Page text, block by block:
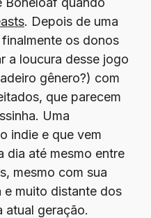
. Depois de uma
os donos
a loucura desse jogo
gênero?) com
que parecem
Uma
indie e que vem
dia até mesmo entre
mesmo com sua
muito distante dos
atual geração.